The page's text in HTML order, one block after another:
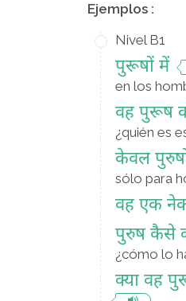
Ejemplos :
Nivel B1
पुरूषों में
en los
वह पुरूष
¿quién es
केवल
sólo para
वह एक
पुरुष कैसे
¿cómo lo
क्या वह